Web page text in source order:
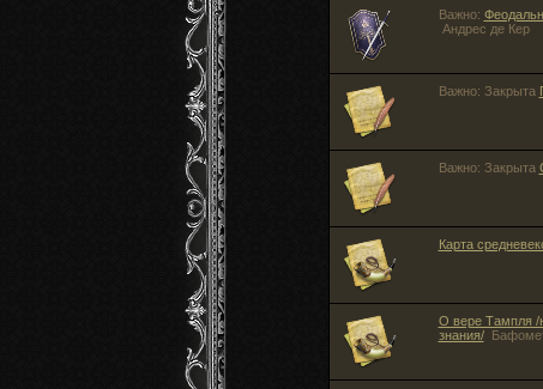
Важно:
Андрес де Кер
Важно: Закрыта
Важно: Закрыта
Карта
О вере Тампля /
знания/